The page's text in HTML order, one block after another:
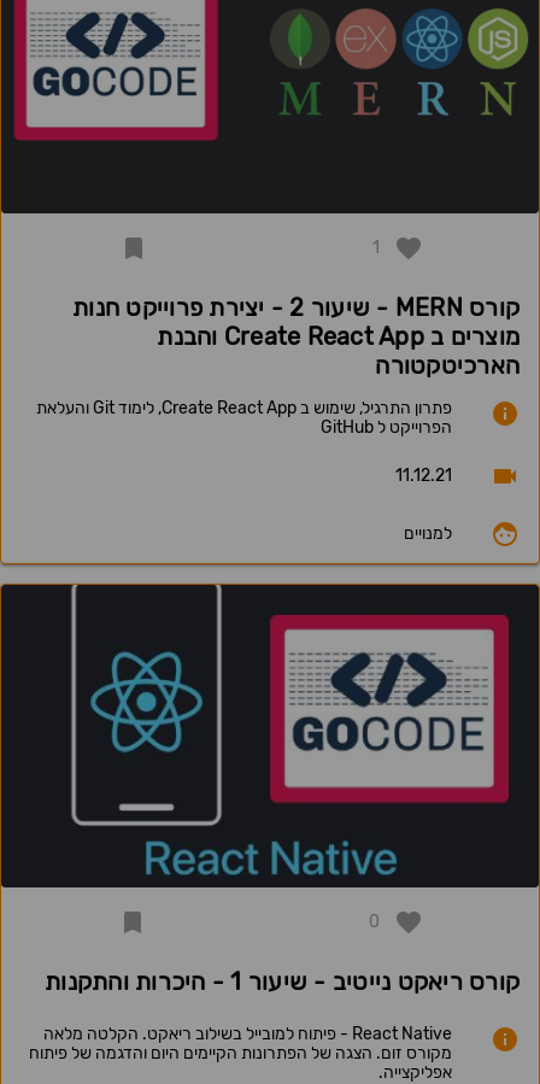
1
קורס MERN - שיעור 2 - יצירת פרוייקט חנות
מוצרים ב Create React App והבנת
הארכיטקטורה
פתרון התרגיל, שימוש ב Create React App, לימוד Git והעלאת
הפרוייקט ל GitHub
11.12.21
למנויים
0
קורס ריאקט נייטיב - שיעור 1 - היכרות והתקנות
React Native - פיתוח למובייל בשילוב ריאקט. הקלטה מלאה
מקורס זום. הצגה של הפתרונות הקיימים היום והדגמה של פיתוח
אפליקצייה.